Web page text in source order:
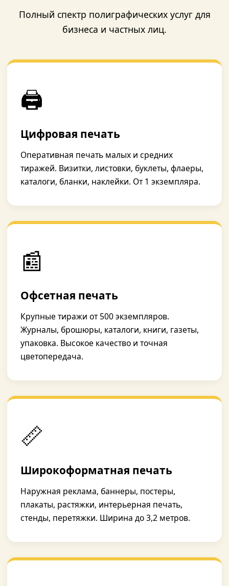
Полный спектр полиграфических услуг для
бизнеса и частных лиц.
🖨️
Цифровая печать
Оперативная печать малых и средних
тиражей. Визитки, листовки, буклеты, флаеры,
каталоги, бланки, наклейки. От 1 экземпляра.
📰
Офсетная печать
Крупные тиражи от 500 экземпляров.
Журналы, брошюры, каталоги, книги, газеты,
упаковка. Высокое качество и точная
цветопередача.
📏
Широкоформатная печать
Наружная реклама, баннеры, постеры,
плакаты, растяжки, интерьерная печать,
стенды, перетяжки. Ширина до 3,2 метров.